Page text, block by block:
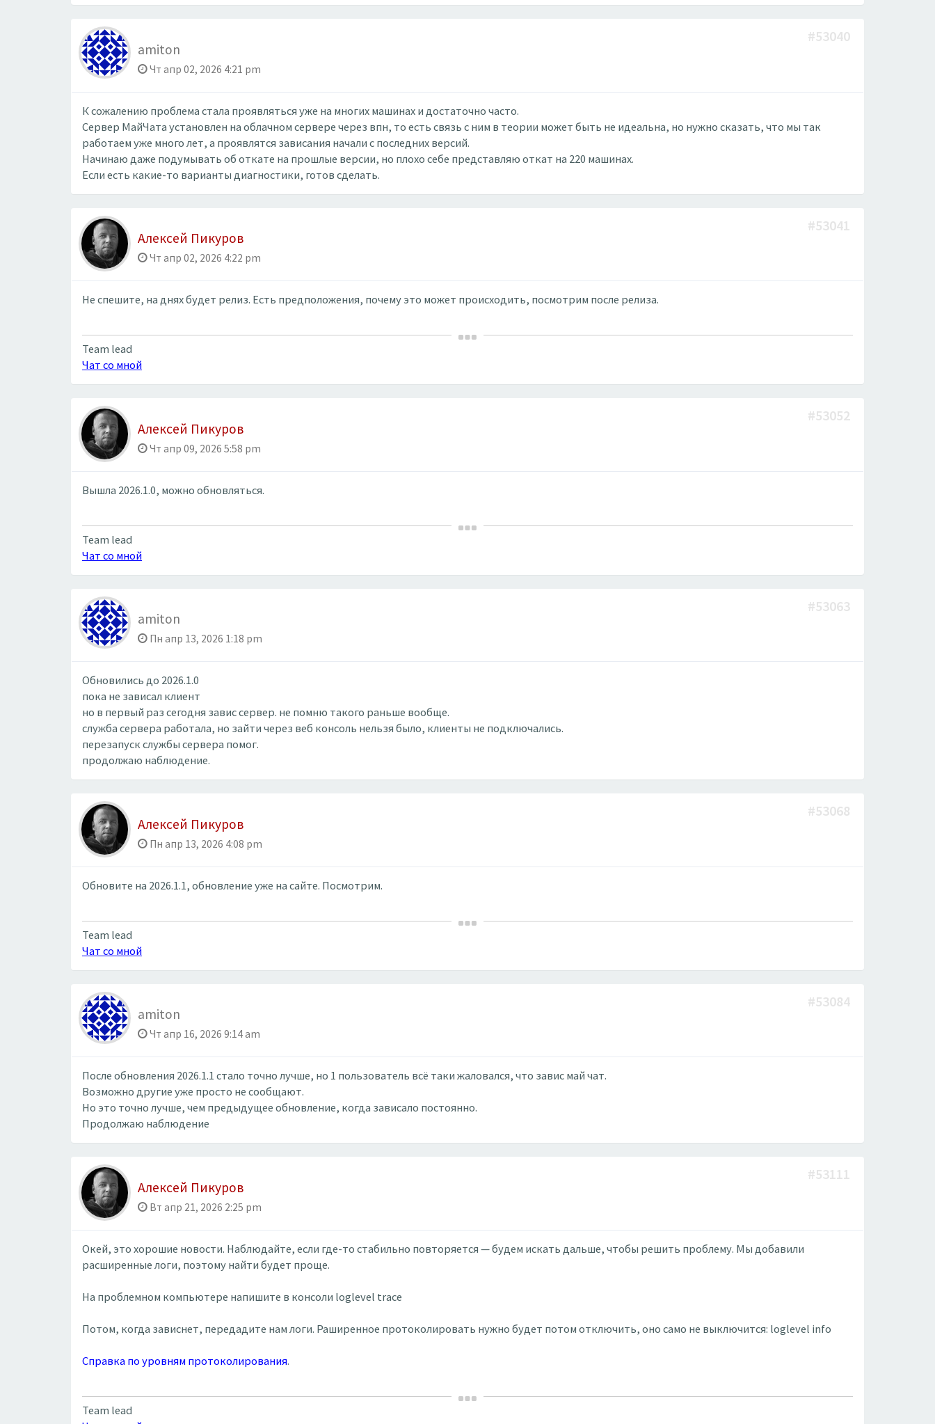
amiton
Чт апр 02, 2026 4:21 pm
#53040
К сожалению проблема стала проявляться уже на многих машинах и достаточно часто.
Сервер МайЧата установлен на облачном сервере через впн, то есть связь с ним в теории может быть не идеальна, но нужно сказать, что мы так
работаем уже много лет, а проявлятся зависания начали с последних версий.
Начинаю даже подумывать об откате на прошлые версии, но плохо себе представляю откат на 220 машинах.
Если есть какие-то варианты диагностики, готов сделать.
Алексей Пикуров
Чт апр 02, 2026 4:22 pm
#53041
Не спешите, на днях будет релиз. Есть предположения, почему это может происходить, посмотрим после релиза.
Team lead
Чат со мной
Алексей Пикуров
Чт апр 09, 2026 5:58 pm
#53052
Вышла 2026.1.0, можно обновляться.
Team lead
Чат со мной
amiton
Пн апр 13, 2026 1:18 pm
#53063
Обновились до 2026.1.0
пока не зависал клиент
но в первый раз сегодня завис сервер. не помню такого раньше вообще.
служба сервера работала, но зайти через веб консоль нельзя было, клиенты не подключались.
перезапуск службы сервера помог.
продолжаю наблюдение.
Алексей Пикуров
Пн апр 13, 2026 4:08 pm
#53068
Обновите на 2026.1.1, обновление уже на сайте. Посмотрим.
Team lead
Чат со мной
amiton
Чт апр 16, 2026 9:14 am
#53084
После обновления 2026.1.1 стало точно лучше, но 1 пользователь всё таки жаловался, что завис май чат.
Возможно другие уже просто не сообщают.
Но это точно лучше, чем предыдущее обновление, когда зависало постоянно.
Продолжаю наблюдение
Алексей Пикуров
Вт апр 21, 2026 2:25 pm
#53111
Окей, это хорошие новости. Наблюдайте, если где-то стабильно повторяется — будем искать дальше, чтобы решить проблему. Мы добавили
расширенные логи, поэтому найти будет проще.
На проблемном компьютере напишите в консоли loglevel trace
Потом, когда зависнет, передадите нам логи. Раширенное протоколировать нужно будет потом отключить, оно само не выключится: loglevel info
Справка по уровням протоколирования.
Team lead